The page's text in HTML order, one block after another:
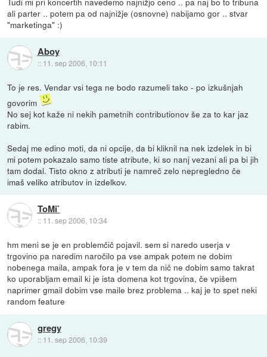
ali parter .. potem pa od najnižje (osnovne) nabijamo gor .. stvar
"marketinga" :)
Aboy
:: 11. sep 2006, 10:11
To je res. Vendar vsi tega ne bodo razumeli tako - po izkušnjah
govorim
No sej kot kaže ni nekih pametnih contributionov še za to kar jaz
rabim.
Sedaj me edino moti, da ni opcije, da bi kliknil na nek izdelek in bi
mi potem pokazalo samo tiste atribute, ki so nanj vezani ali pa bi jih
tam dodal. Tisto okno z atributi je namreč zelo nepregledno če
imaš veliko atributov in izdelkov.
ToMi`
:: 11. sep 2006, 10:34
hm meni se je en problemčič pojavil. sem si naredo userja v
trgovino pa naredim naročilo pa vse ampak potem ne dobim
nobenega maila, ampak fora je v tem da nič ne dobim samo takrat
ko uporabljam email ki je ista domena kot trgovina, če vpišem
naprimer gmail dobim vse maile brez problema .. kaj je to spet neki
random feature
gregy
:: 11. sep 2006, 10:39